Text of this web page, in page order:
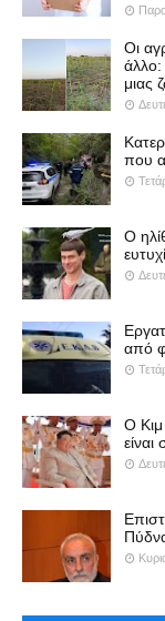
Οι
άλλο:
μιας
που
Ο
από
Ο Κιμ